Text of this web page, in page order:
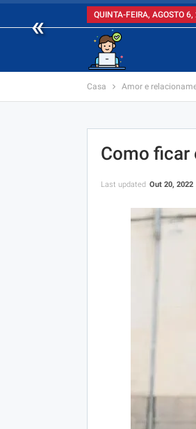
« QUINTA-FEIRA, AGOSTO
Casa Amor e
Como ficar
Last updated Out 20, 2022